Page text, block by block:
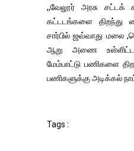
,,வேலூர் அரசு சட்டக்
கட்டடங்களை திறந்து
சார்பில் ஜவ்வாது
ஆறு அணை உள்ளிட்ட
மேம்பாட்டு பணிகளை
பணிகளுக்கு அடிக்கல்
Tags :